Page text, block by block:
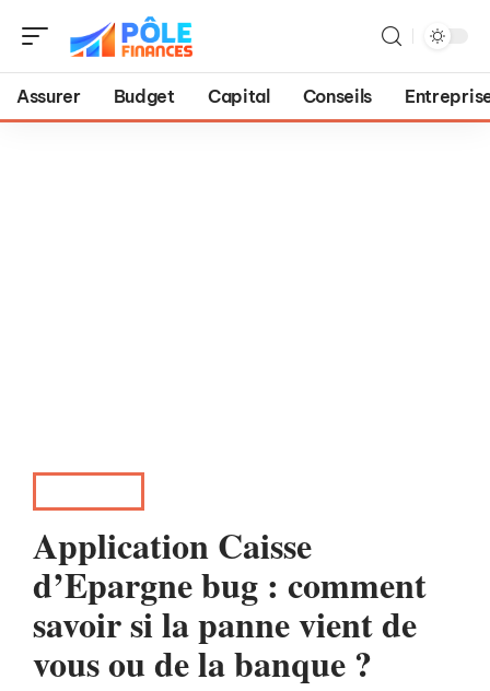
Assurer Budget Capital Conseils
Application Caisse
d’Epargne bug : comment
savoir si la panne vient de
vous ou de la banque ?